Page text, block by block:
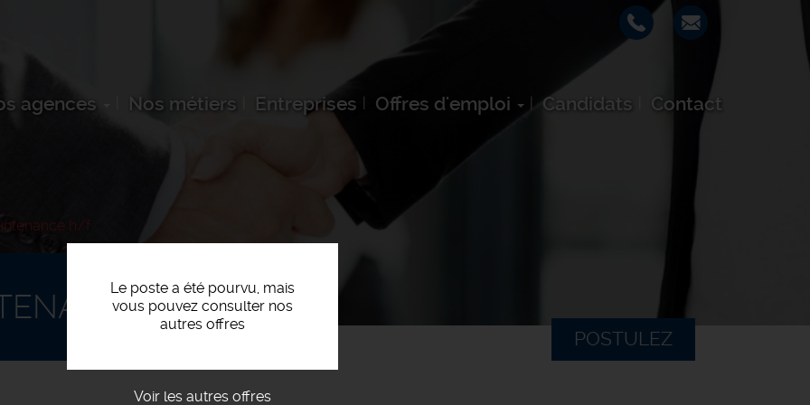
agences Nos métiers Entreprises Offres d'emploi Candidats Contact
h/f
Le poste a été pourvu, mais
vous pouvez consulter nos
autres offres
Voir les autres offres
POSTULEZ
H/F